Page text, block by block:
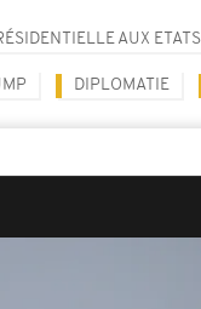
AUX
DIPLOMATIE